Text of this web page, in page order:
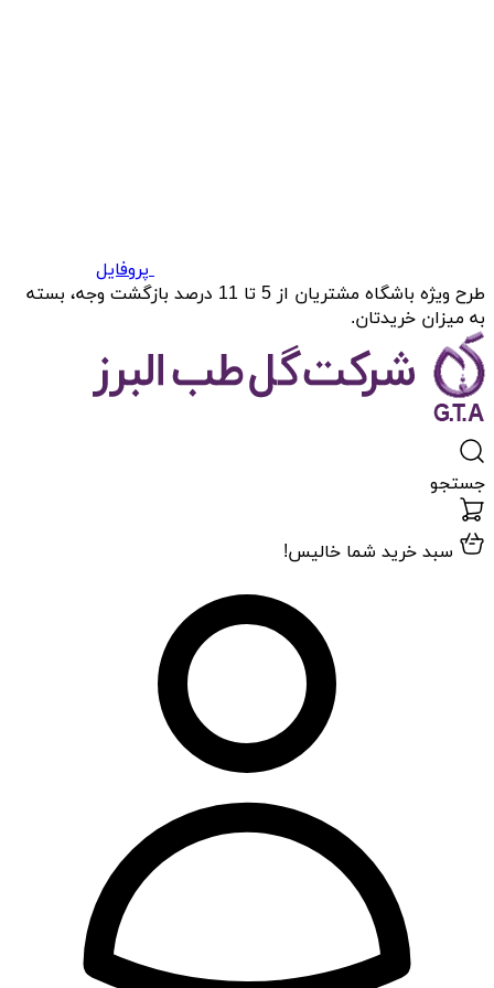
پروفایل
طرح ویژه باشگاه مشتریان از 5 تا 11 درصد بازگشت وجه، بسته
به میزان خریدتان.
جستجو
سبد خرید شما خالیس!